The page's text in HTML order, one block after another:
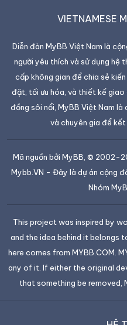
VIETNAMESE
Diễn đàn MyBB Việt Nam là
người yêu thích và sử dụng hệ
cấp không gian để chia sẻ
đặt, tối ưu hóa, và thiết kế
đồng sôi nổi, MyBB Việt Nam
và chuyên gia để kết
Mã nguồn bởi MyBB , © 2002-
Mybb.VN - Đây là dự án cộng
Nhóm
This project was inspired by
and the idea behind it belongs
here comes from MYBB.COM.
any of it. If either the original
that something be removed,